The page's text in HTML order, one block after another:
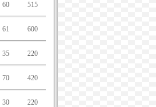
60 515
61 600
35 220
70 420
30 220